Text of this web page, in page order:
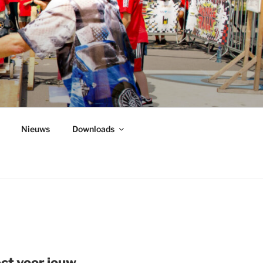
Nieuws Downloads